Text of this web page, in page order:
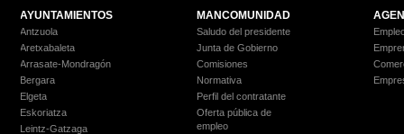
AYUNTAMIENTOS
Antzuola
Aretxabaleta
Arrasate-Mondragón
Bergara
Elgeta
Eskoriatza
Leintz-Gatzaga
MANCOMUNIDAD
Saludo del presidente
Junta de Gobierno
Comisiones
Normativa
Perfil del contratante
Oferta pública de
empleo